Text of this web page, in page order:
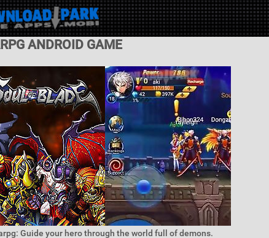
ANDROID GAME
Guide your hero through the world full of demons.